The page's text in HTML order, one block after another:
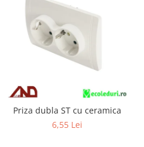
Priza dubla ST cu ceramica
6,55 Lei